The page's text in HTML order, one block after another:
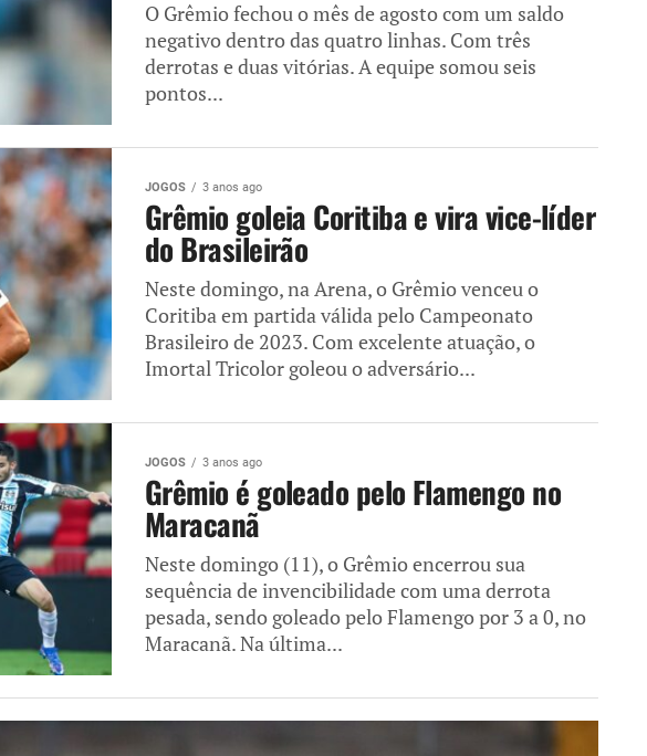
O Grêmio fechou o mês de agosto com um saldo
negativo dentro das quatro linhas. Com três
derrotas e duas vitórias. A equipe somou seis
pontos...
JOGOS 3 anos ago
Grêmio goleia Coritiba e vira vice-líder
do Brasileirão
Neste domingo, na Arena, o Grêmio venceu o
Coritiba em partida válida pelo Campeonato
Brasileiro de 2023. Com excelente atuação, o
Imortal Tricolor goleou o adversário...
JOGOS 3 anos ago
Grêmio é goleado pelo Flamengo no
Maracanã
Neste domingo (11), o Grêmio encerrou sua
sequência de invencibilidade com uma derrota
pesada, sendo goleado pelo Flamengo por 3 a 0, no
Maracanã. Na última...